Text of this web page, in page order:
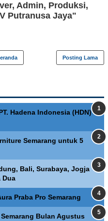
Admin, Produksi,
Putranusa Jaya"
Posting Lama
Hadena Indonesia (HDN)
Semarang untuk 5
Bali, Surabaya, Jogja
Dua
Praba Pro Semarang
Bulan Agustus